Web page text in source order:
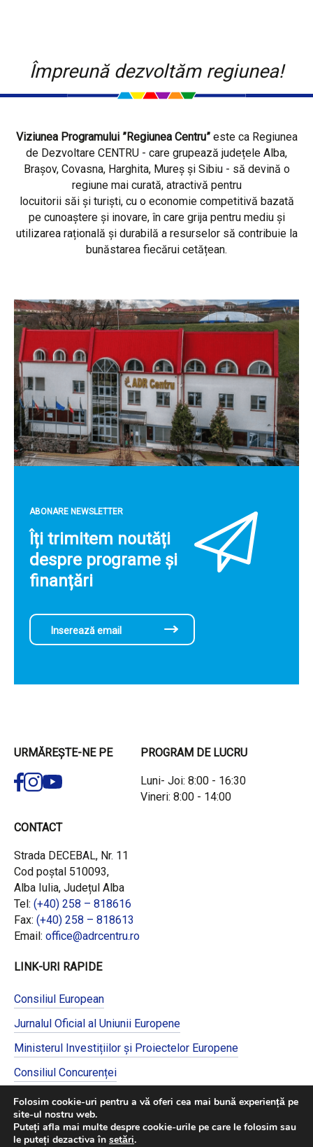
Împreună dezvoltăm regiunea!
Viziunea Programului ”Regiunea Centru”este ca Regiunea
de Dezvoltare CENTRU - care grupează județele Alba,
Brașov, Covasna, Harghita, Mureș și Sibiu - să devină o
regiune mai curată, atractivă pentru
locuitorii săi și turiști, cu o economie competitivă bazată
pe cunoaștere și inovare, în care grija pentru mediu și
utilizarea rațională și durabilă a resurselor să contribuie la
bunăstarea fiecărui cetățean.
ABONARE NEWSLETTER
Îți trimitem noutăți
despre programe și
finanțări
URMĂREȘTE-NE PE PROGRAM DE LUCRU
Luni- Joi: 8:00 - 16:30
Vineri: 8:00 - 14:00
CONTACT
Strada DECEBAL, Nr. 11
Cod poștal 510093,
Alba Iulia, Județul Alba
Tel: (+40) 258 – 818616
Fax: (+40) 258 – 818613
Email: office@adrcentru.ro
LINK-URI RAPIDE
Consiliul European
Jurnalul Oficial al Uniunii Europene
Ministerul Investițiilor și Proiectelor Europene
Consiliul Concurenței
programe cofinanțate de Uniunea Europeană,
vă invităm să vizitațihttps://mfe.gov.ro/
Folosim cookie-uri pentru a vă oferi cea mai bună experiență pe
site-ul nostru web.
Puteți afla mai multe despre cookie-urile pe care le folosim sau
le puteți dezactiva în setări.